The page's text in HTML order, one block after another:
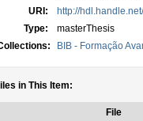
URI:
http://
Type:
masterThesis
BIB - Formação
in This Item:
File